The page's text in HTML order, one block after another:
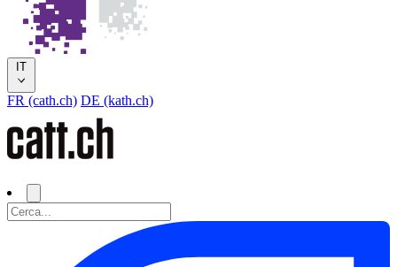
IT
FR (cath.ch) DE (kath.ch)